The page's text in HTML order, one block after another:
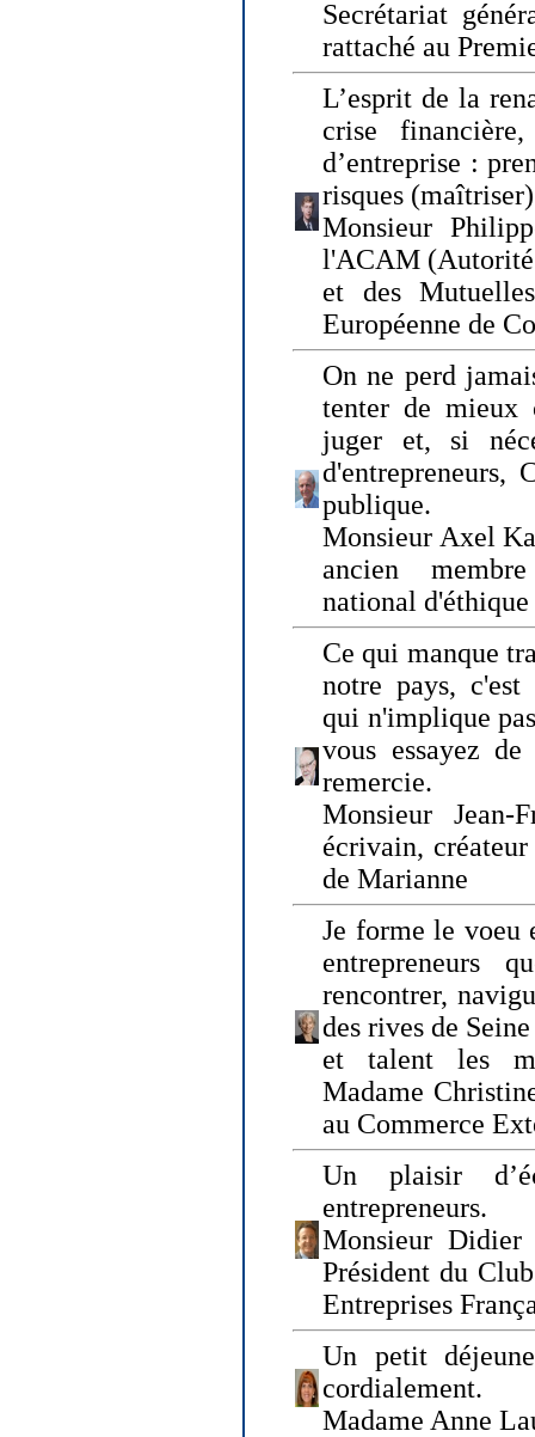
Secrétariat
rattaché au
L’esprit de la
crise
d’entreprise :
risques
Monsieur
l'ACAM (Autorité
et des
Européenne de
On ne perd
tenter de mieux
juger et, si
d'entrepreneurs,
publique.
Monsieur Axel
ancien
national d'éthique
Ce qui manque
notre pays,
qui n'implique
vous essayez
remercie.
Monsieur Jean-
écrivain,
de Marianne
Je forme le voeu
entrepreneurs
rencontrer,
des rives de
et talent les
Madame
au Commerce
Un plaisir
entrepreneurs.
Monsieur
Président du
Entreprises
Un petit
cordialement.
Madame Anne